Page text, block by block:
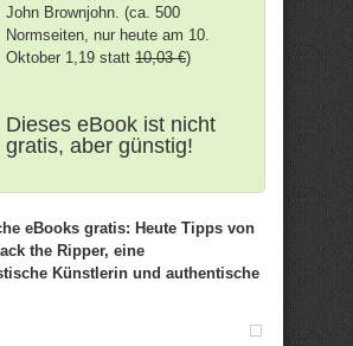
John Brownjohn. (ca. 500
Normseiten, nur heute am 10.
Oktober 1,19 statt 10,03 €)
Dieses eBook ist nicht
gratis, aber günstig!
eBooks gratis: Heute Tipps von
the Ripper, eine
Künstlerin und authentische